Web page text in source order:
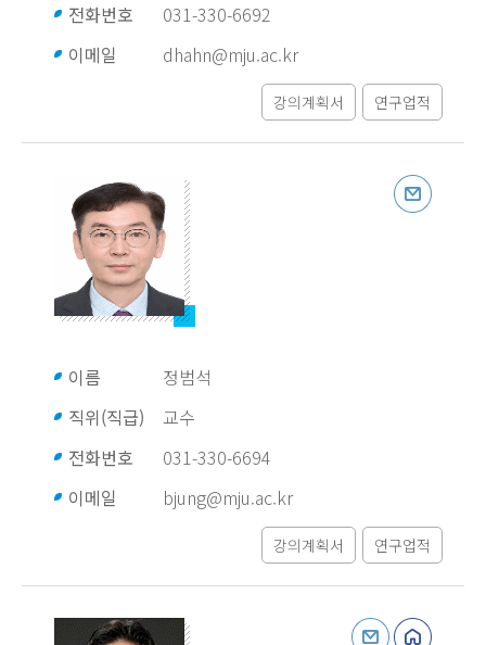
전화번호
031-330-6692
이메일
dhahn@mju.ac.kr
강의계획서 연구업적
이름
정범석
직위(직급)
교수
전화번호
031-330-6694
이메일
bjung@mju.ac.kr
강의계획서 연구업적